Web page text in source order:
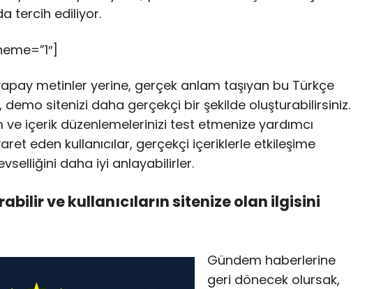
tercih ediliyor.
metinler yerine, gerçek anlam taşıyan bu Türkçe
demo sitenizi daha gerçekçi bir şekilde oluşturabilirsiniz.
ve içerik düzenlemelerinizi test etmenize yardımcı
eden kullanıcılar, gerçekçi içeriklerle etkileşime
daha iyi anlayabilirler.
ve kullanıcıların sitenize olan ilgisini
Gündem haberlerine
geri dönecek olursak,